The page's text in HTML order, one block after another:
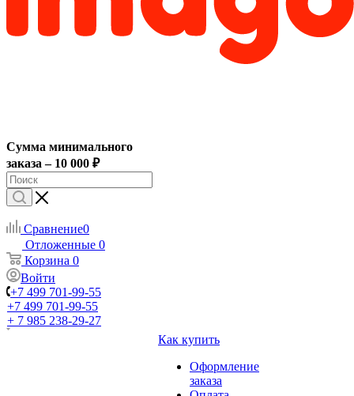
Сумма минимального
заказа – 10 000 ₽
Сравнение0
Отложенные 0
Корзина 0
Войти
+7 499 701-99-55
+7 499 701-99-55
+ 7 985 238-29-27
Как купить
Оформление
заказа